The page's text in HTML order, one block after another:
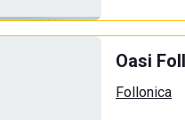
Oasi
Follonica